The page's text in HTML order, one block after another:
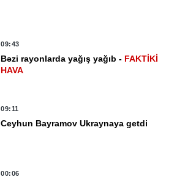
09:43
Bəzi rayonlarda yağış yağıb - FAKTİKİ
HAVA
09:11
Ceyhun Bayramov Ukraynaya getdi
00:06